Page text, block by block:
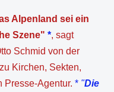
Alpenland sei ein
Szene" *, sagt
Schmid von der
Kirchen, Sekten,
Presse-Agentur. * "Die